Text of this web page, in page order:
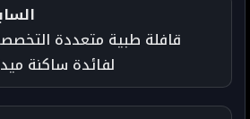
قافلة طبية متعددة
لفائدة ساكنة